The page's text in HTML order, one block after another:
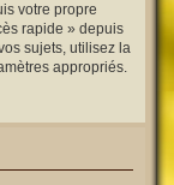
votre propre
rapide » depuis
sujets, utilisez la
appropriés.